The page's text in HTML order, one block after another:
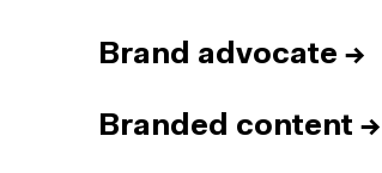
Brand advocate →
Branded content →